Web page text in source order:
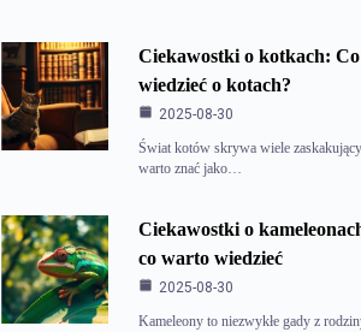
Ciekawostki o kotkach: Co
wiedzieć o kotach?
2025-08-30
Świat kotów skrywa wiele
warto znać jako…
Ciekawostki o
co warto wiedzieć
2025-08-30
Kameleony to niezwykłe gady z